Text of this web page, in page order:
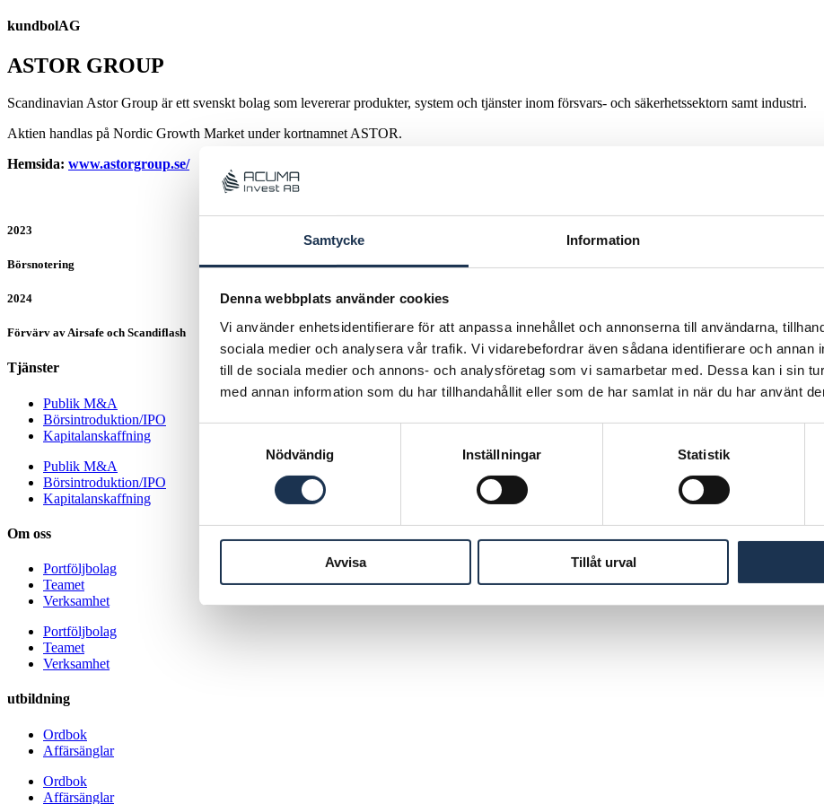
Samtycke Information
Denna webbplats använder cookies
Vi använder enhetsidentifierare för att anpassa innehållet och annonserna till användarna,
sociala medier och analysera vår trafik. Vi vidarebefordrar även sådana identifierare och annan
till de sociala medier och annons- och analysföretag som vi samarbetar med. Dessa kan i sin
med annan information som du har tillhandahållit eller som de har samlat in när du har använt
Nödvändig
Inställningar Statistik
Avvisa Tillåt urval
kundbolAG
ASTOR GROUP
Scandinavian Astor Group är ett svenskt bolag som levererar produkter, system och tjänster inom försvars- och säkerhetssektorn samt industri.
Aktien handlas på Nordic Growth Market under kortnamnet ASTOR.
Hemsida: www.astorgroup.se/
2023
Börsnotering
2024
Förvärv av Airsafe och Scandiflash
Tjänster
Publik M&A
Börsintroduktion/IPO
Kapitalanskaffning
Publik M&A
Börsintroduktion/IPO
Kapitalanskaffning
Om oss
Portföljbolag
Teamet
Verksamhet
Portföljbolag
Teamet
Verksamhet
utbildning
Ordbok
Affärsänglar
Ordbok
Affärsänglar